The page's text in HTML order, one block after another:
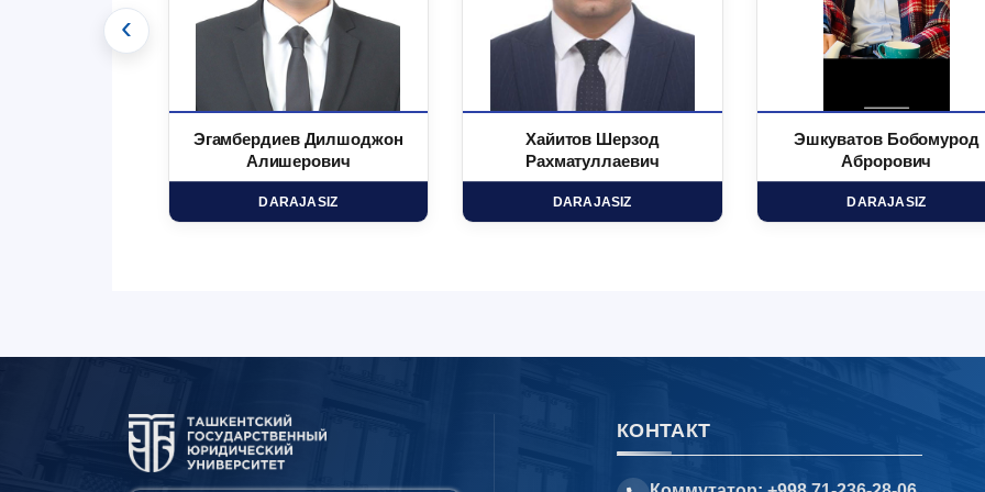
Эгамбердиев Дилшоджон
Алишерович
DARAJASIZ
Хайитов Шерзод
Рахматуллаевич
DARAJASIZ
Эшкуватов Бобомурод
Аброрович
DARAJASIZ
‹
КОНТАКТ